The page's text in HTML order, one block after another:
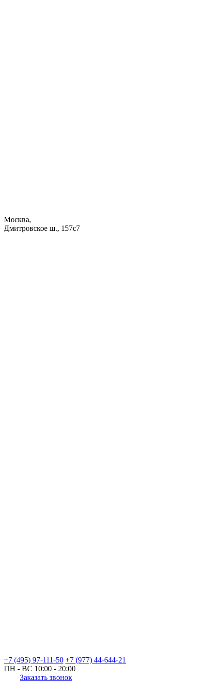
Москва,
Дмитровское ш., 157с7
+7 (495) 97-111-50 +7 (977) 44-644-21
ПН - ВС 10:00 - 20:00
Заказать звонок